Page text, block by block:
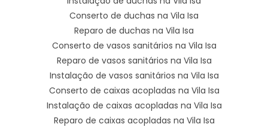
Conserto de duchas na Vila Isa
Reparo de duchas na Vila Isa
Conserto de vasos sanitários na Vila Isa
Reparo de vasos sanitários na Vila Isa
Instalação de vasos sanitários na Vila Isa
Conserto de caixas acopladas na Vila Isa
Instalação de caixas acopladas na Vila Isa
Reparo de caixas acopladas na Vila Isa